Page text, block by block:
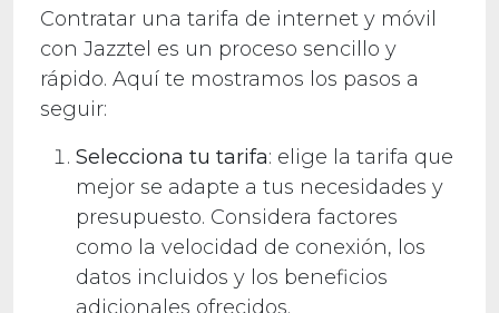
Contratar una tarifa de internet y móvil
con Jazztel es un proceso sencillo y
rápido. Aquí te mostramos los pasos a
seguir:
Selecciona tu tarifa: elige la tarifa que
mejor se adapte a tus necesidades y
presupuesto. Considera factores
como la velocidad de conexión, los
datos incluidos y los beneficios
adicionales ofrecidos.